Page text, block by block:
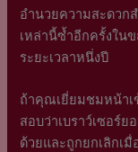
อำนวยความสะดวก
เหล่านี้ซ้ำอีกครั้งใ
ระยะเวลาหนึ่งปี
ถ้าคุณเยี่ยมชมหน้าเ
สอบว่าเบราว์เซอร์
ด้วยและถูกยกเลิกเ